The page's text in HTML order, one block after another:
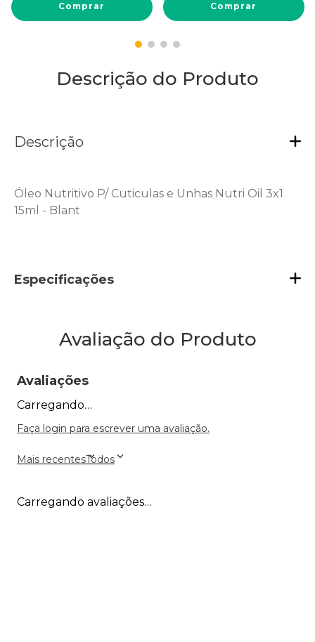
Comprar Comprar
Descrição do Produto
Descrição
Óleo Nutritivo P/ Cuticulas e Unhas Nutri Oil 3x1
15ml - Blant
Especificações
Avaliação do Produto
Avaliações
Carregando…
Faça login para escrever uma avaliação.
Mais recentesTodos
Carregando avaliações…